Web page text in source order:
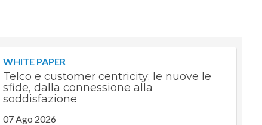
WHITE PAPER
Telco e customer centricity: le nuove le
sfide, dalla connessione alla
soddisfazione
07 Ago 2026